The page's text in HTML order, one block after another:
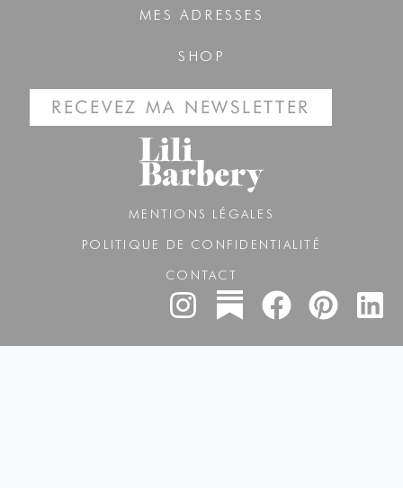
MES ADRESSES
SHOP
RECEVEZ MA NEWSLETTER
MENTIONS LÉGALES
POLITIQUE DE CONFIDENTIALITÉ
CONTACT